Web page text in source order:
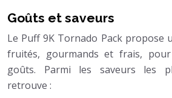
Goûts et saveurs
Le Puff 9K Tornado Pack propose
fruités, gourmands et frais,
goûts. Parmi les saveurs les
retrouve :